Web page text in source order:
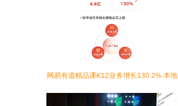
网易有道精品课K12业务增长130.2% 本地